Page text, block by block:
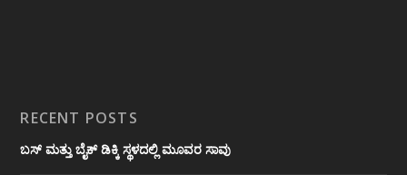
RECENT POSTS
ಬಸ್ ಮತ್ತು ಬೈಕ್ ಡಿಕ್ಕಿ ಸ್ಥಳದಲ್ಲಿ ಮೂವರ ಸಾವು